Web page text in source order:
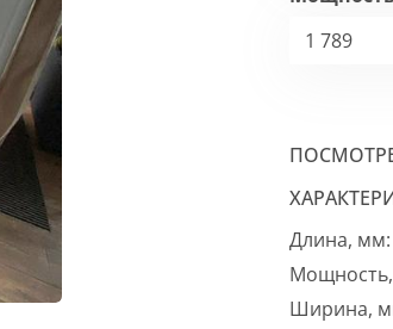
1 789
Длина, мм:
Ширина,